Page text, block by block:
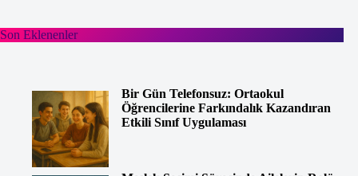
Son Eklenenler
Bir Gün Telefonsuz: Ortaokul
Öğrencilerine Farkındalık Kazandıran
Etkili Sınıf Uygulaması